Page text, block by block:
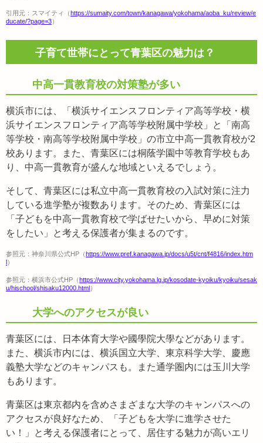
引用元：スマイティ（https://sumaity.com/town/kanagawa/yokohama/aoba_ku/review/e
ducate/?page=3）
子育て世帯にとって青葉区の魅力は？
中高一貫教育校の対策塾が多い
横浜市には、「横浜サイエンスフロンティア高等学校・横
浜サイエンスフロンティア高等学校附属中学校」と「南高
等学校・南高等学校附属中学校」の市立中高一貫教育校が2
校あります。また、青葉区には桐蔭学園中等教育学校もあ
り、中高一貫教育が盛んな地域といえるでしょう。
そして、青葉区には私立中高一貫教育校の入試対策に注力
している進学塾が複数あります。そのため、青葉区には
「子どもを中高一貫教育校で学ばせたいから、早めに対策
をしたい」と考える保護者が集まるのです。
参照元：神奈川県公式HP（https://www.pref.kanagawa.jp/docs/u5t/cnt/f4816/index.htm
l）
参照元：横浜市公式HP（https://www.city.yokohama.lg.jp/kosodate-kyoiku/kyoiku/sesak
u/hischool/shisaku12000.html）
大学へのアクセスが良い
青葉区には、日本体育大学や國學院大學などがあります。
また、横浜市内には、横浜国立大学、東京科学大学、慶應
義塾大学などのキャンパスも。また通学圏内には玉川大学
もあります。
青葉区は東京都内を含めさまざまな大学のキャンパスへの
アクセスが良好なため、「子どもを大学に進学させた
い！」と考える保護者にとって、居住する魅力が高いエリ